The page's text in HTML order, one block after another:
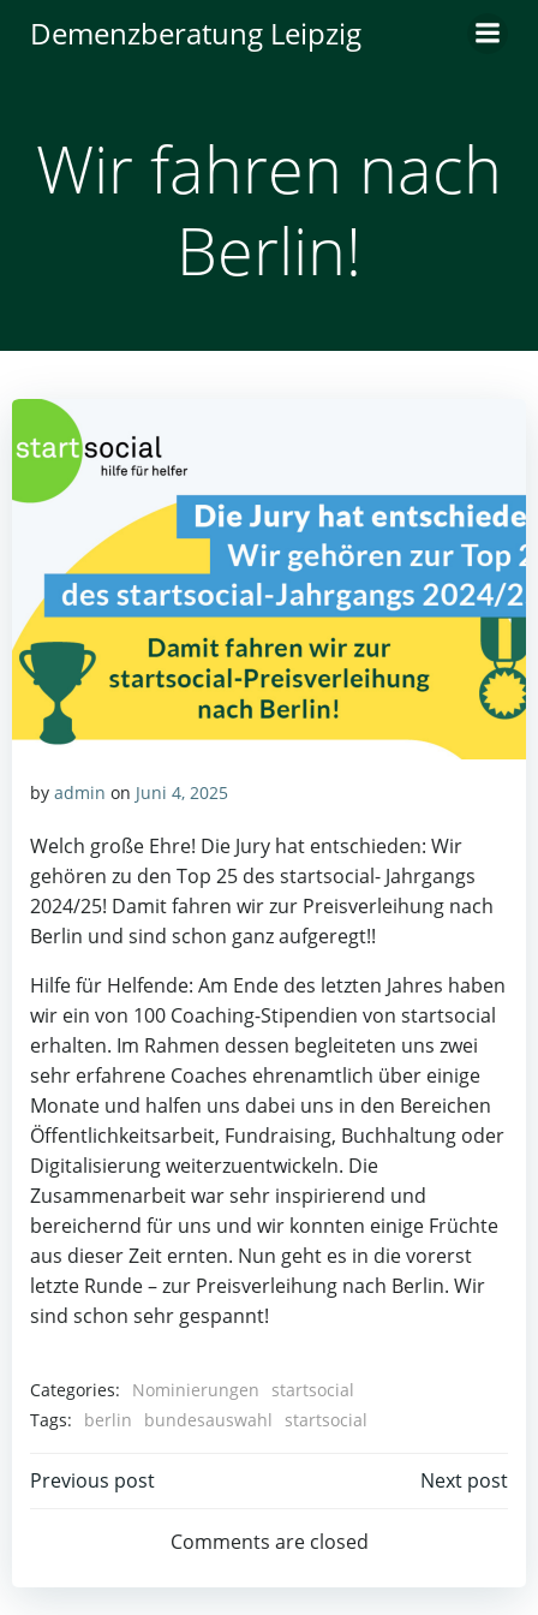
Inhalt
Demenzberatung Leipzig
Wir fahren nach
Berlin!
by admin on Juni 4, 2025
Welch große Ehre! Die Jury hat entschieden: Wir
gehören zu den Top 25 des startsocial- Jahrgangs
2024/25! Damit fahren wir zur Preisverleihung nach
Berlin und sind schon ganz aufgeregt!!
Hilfe für Helfende: Am Ende des letzten Jahres haben
wir ein von 100 Coaching-Stipendien von startsocial
erhalten. Im Rahmen dessen begleiteten uns zwei
sehr erfahrene Coaches ehrenamtlich über einige
Monate und halfen uns dabei uns in den Bereichen
Öffentlichkeitsarbeit, Fundraising, Buchhaltung oder
Digitalisierung weiterzuentwickeln. Die
Zusammenarbeit war sehr inspirierend und
bereichernd für uns und wir konnten einige Früchte
aus dieser Zeit ernten. Nun geht es in die vorerst
letzte Runde – zur Preisverleihung nach Berlin. Wir
sind schon sehr gespannt!
Categories: Nominierungen
startsocial
Tags:
berlin bundesauswahl startsocial
Post
navigation
Previous post
navigation
Next post
Comments are closed